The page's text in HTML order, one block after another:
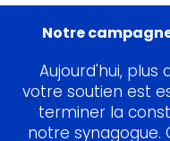
Notre
Aujourd'hui, plus
votre soutien est
terminer la
notre synagogue.